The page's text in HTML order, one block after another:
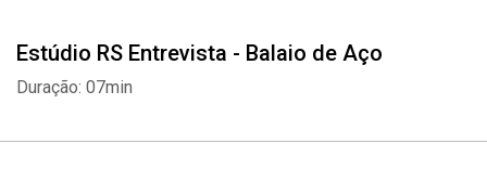
Estúdio RS Entrevista - Balaio de Aço
Duração: 07min